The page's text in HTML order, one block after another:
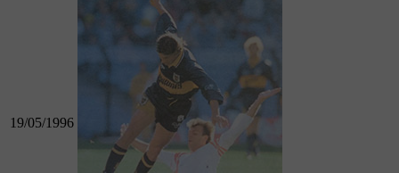
19/05/1996